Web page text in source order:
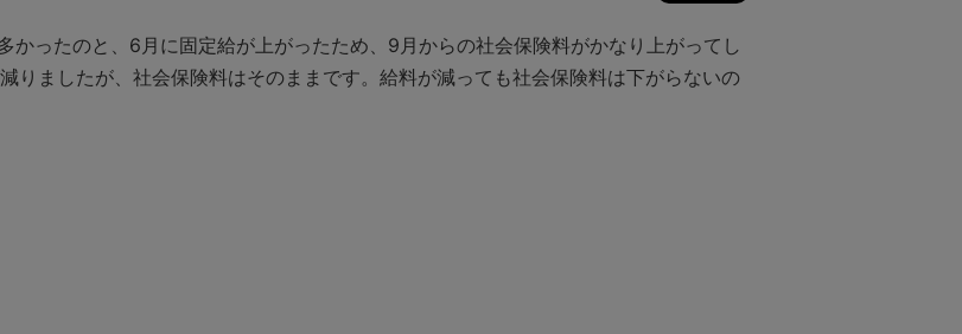
ったのと、6月に固定給が上がったため、9月からの社会保険料がかなり上がってし
りましたが、社会保険料はそのままです。給料が減っても社会保険料は下がらないの